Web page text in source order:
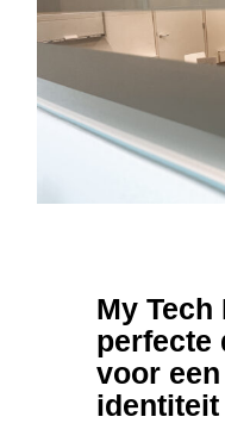
My
perfecte
voor
identiteit